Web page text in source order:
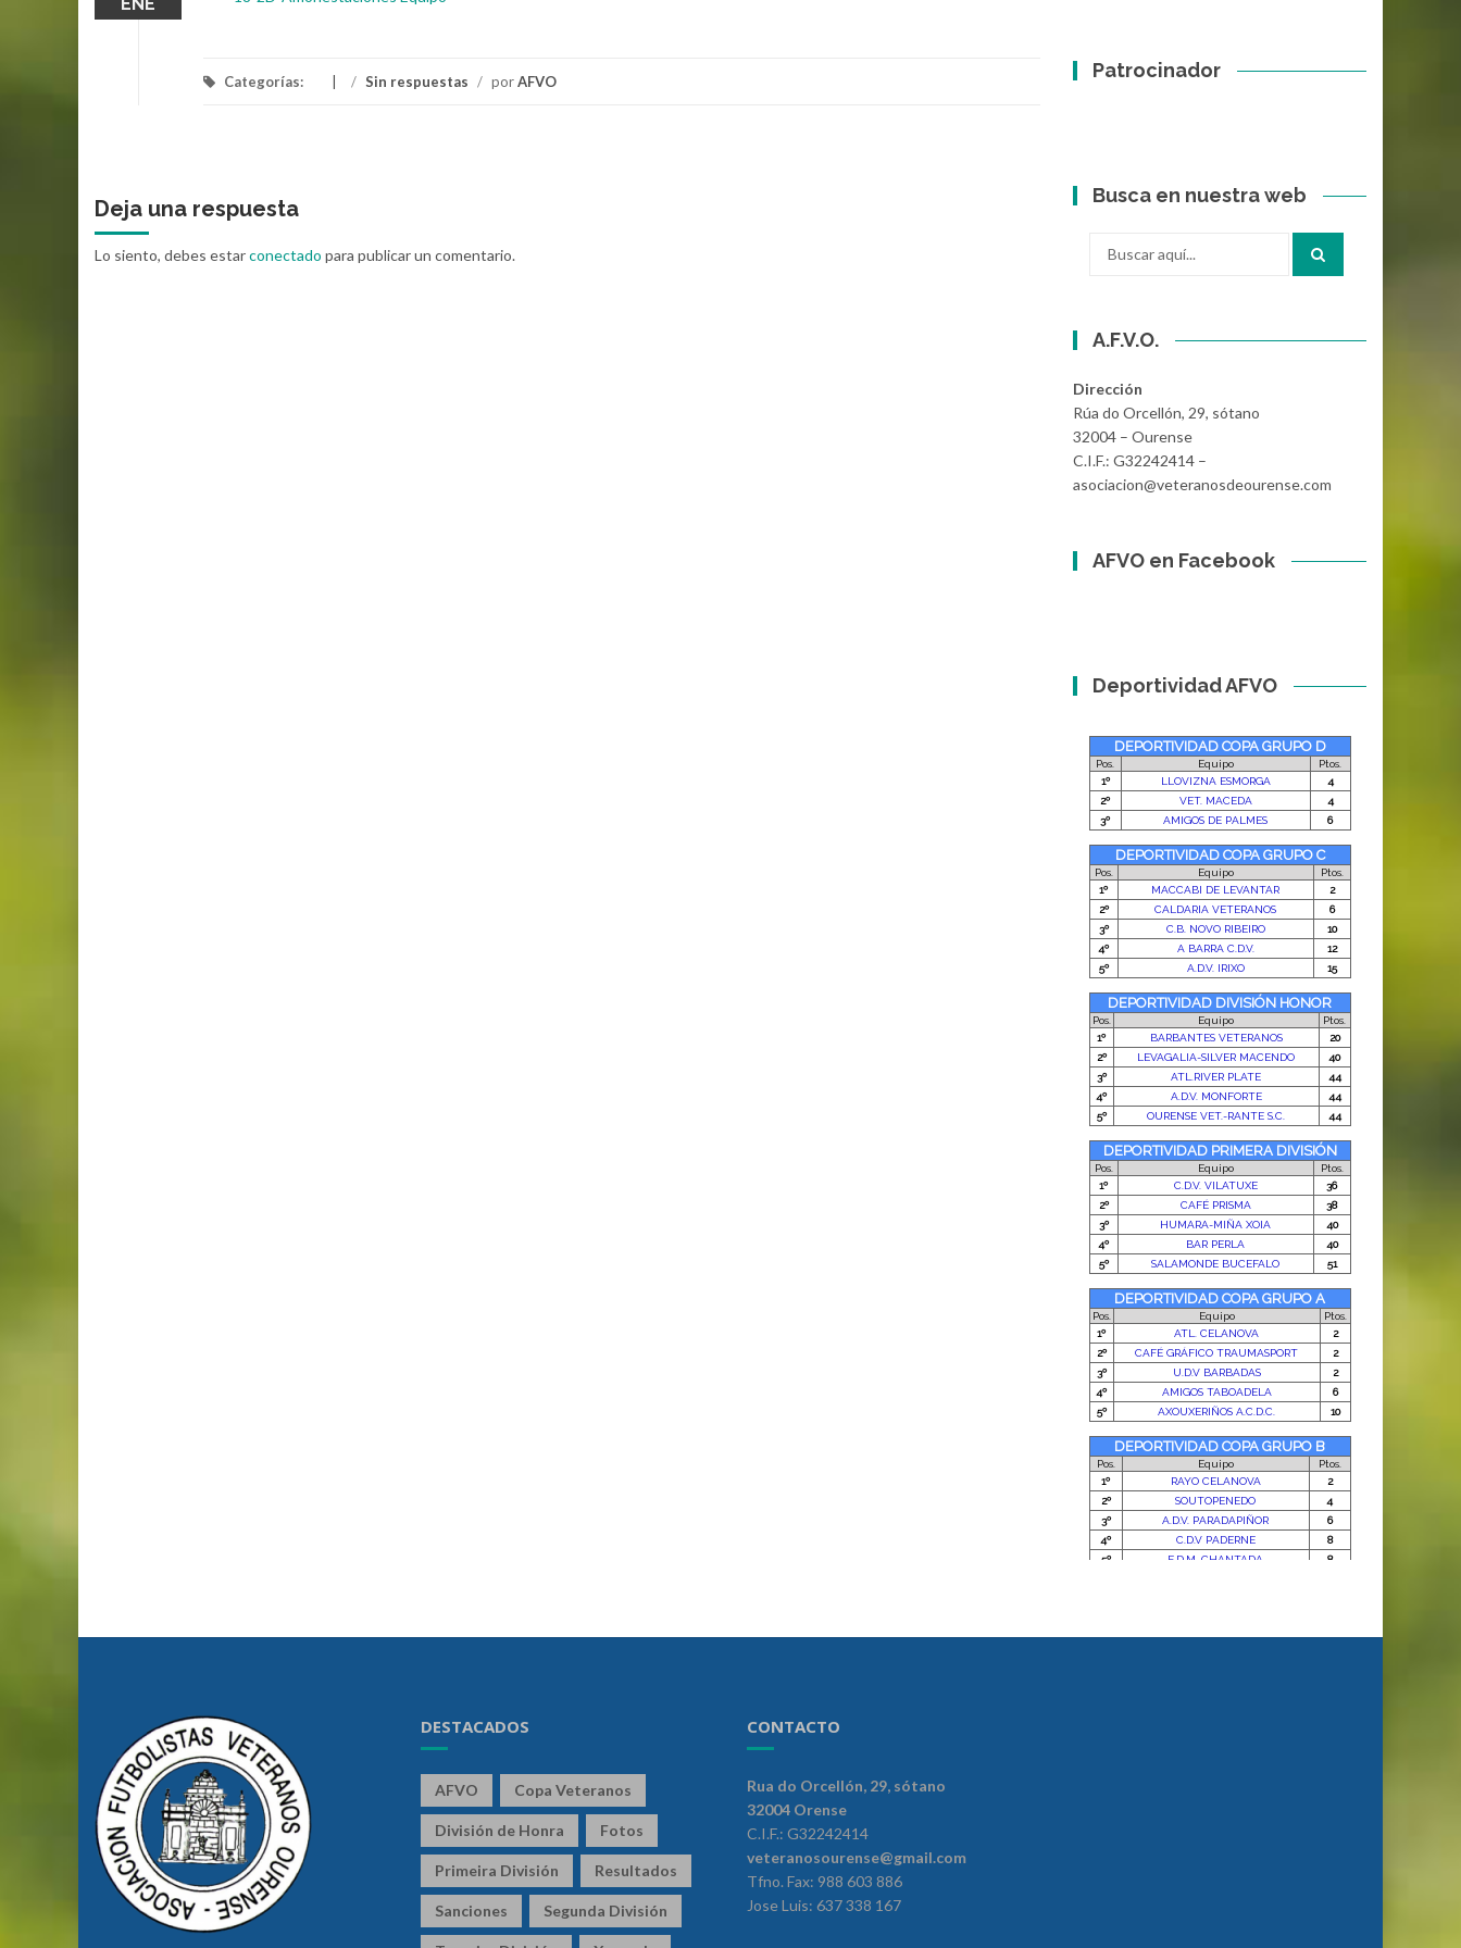
Categorías: / Sin respuestas / porAFVO
Deja una respuesta
Lo siento, debes estarconectado para publicar un comentario.
Patrocinador
Busca en nuestra web
A.F.V.O.
Dirección
Rúa do Orcellón, 29, sótano
32004 – Ourense
C.I.F.: G32242414 –
asociacion@veteranosdeourense.com
AFVO en Facebook
Deportividad AFVO
DESTACADOS
AFVO Copa Veteranos
División de Honra Fotos
Primeira División Resultados
Sanciones Segunda División
CONTACTO
Rua do Orcellón, 29, sótano
32004 Orense
C.I.F.: G32242414
veteranosourense@gmail.com
Tfno. Fax: 988 603 886
Jose Luis: 637 338 167